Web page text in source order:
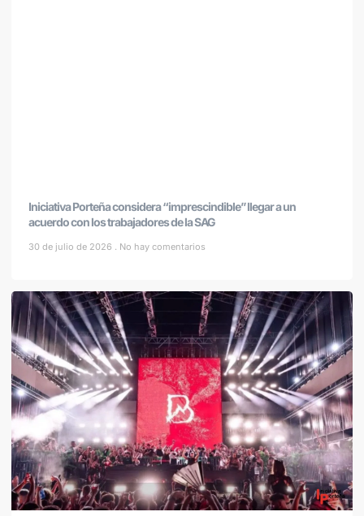
Iniciativa Porteña considera “imprescindible” llegar a un
acuerdo con los trabajadores de la SAG
30 de julio de 2026 No hay comentarios